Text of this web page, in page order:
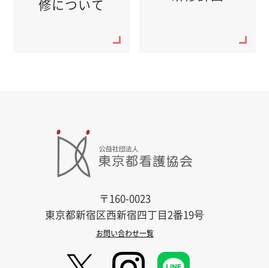
修について
〒160-0023
東京都新宿区西新宿四丁目2番19号
お問い合わせ一覧